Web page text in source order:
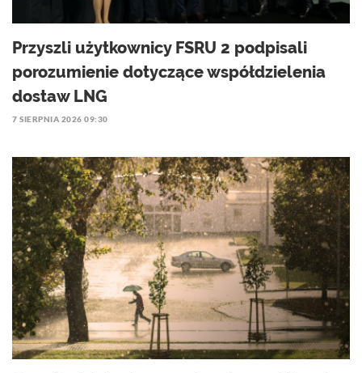
Przyszli użytkownicy FSRU 2 podpisali
porozumienie dotyczące współdzielenia
dostaw LNG
7 SIERPNIA 2026 09:30